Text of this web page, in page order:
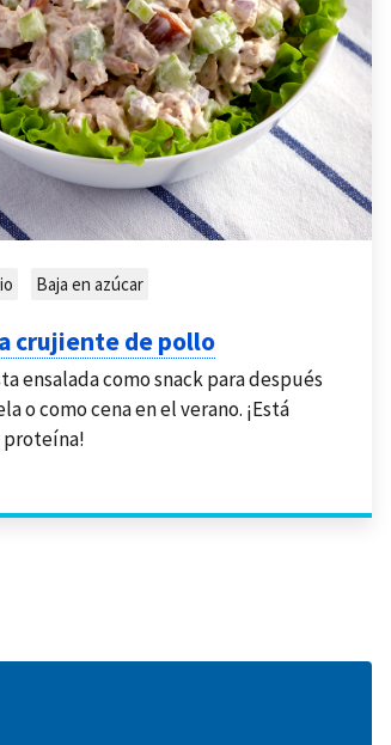
Baja en azúcar
crujiente de pollo
ensalada como snack para después
o como cena en el verano. ¡Está